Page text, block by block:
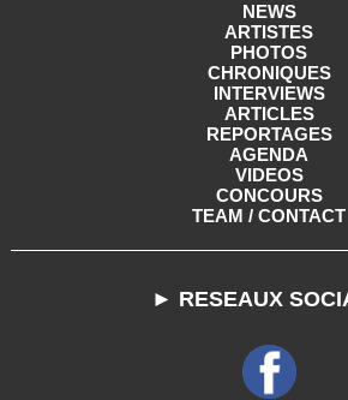
NEWS
ARTISTES
PHOTOS
CHRONIQUES
INTERVIEWS
ARTICLES
REPORTAGES
AGENDA
VIDEOS
CONCOURS
TEAM / CONTACT
► RESEAUX